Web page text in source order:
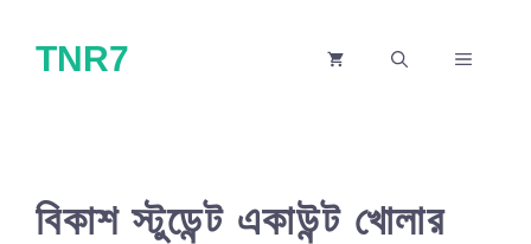
TNR7 MENU
বিকাশ স্টুডেন্ট একাউন্ট খোলার